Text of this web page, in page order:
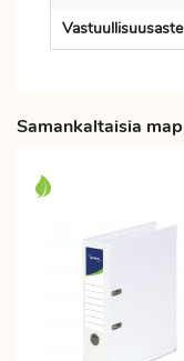
Samankaltaisia